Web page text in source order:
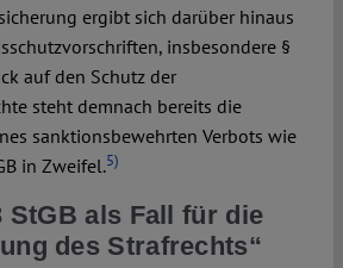
ergibt sich darüber hinaus
insbesondere §
auf den Schutz der
steht demnach bereits die
sanktionsbewehrten Verbots wie
in Zweifel.5)
StGB als Fall für die
des Strafrechts“